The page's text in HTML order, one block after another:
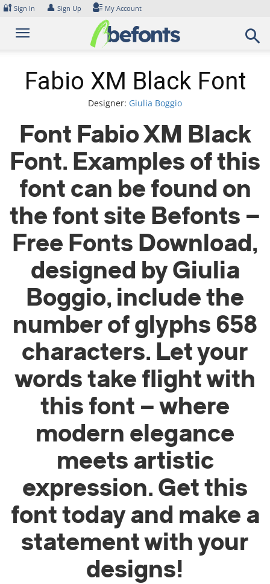
Skip
content
🔐 Sign In 👤 Sign Up My Account
Fabio XM Black Font
Designer: Giulia Boggio
Font Fabio XM Black
Font. Examples of this
font can be found on
the font site Befonts –
Free Fonts Download,
designed by Giulia
Boggio, include the
number of glyphs 658
characters. Let your
words take flight with
this font — where
modern elegance
meets artistic
expression. Get this
font today and make a
statement with your
designs!